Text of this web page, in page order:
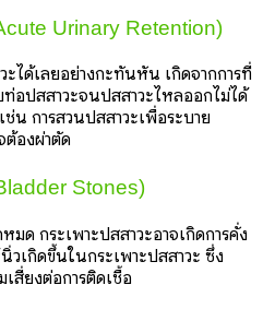
Urinary Retention)
ะได้เลยอย่างกะทันหัน เกิดจากการที่
อปัสสาวะจนปัสสาวะไหลออกไม่ได้
ช่น การสวนปัสสาวะเพื่อระบาย
องผ่าตัด
Stones)
มด กระเพาะปัสสาวะอาจเกิดการคั่ง
เกิดขึ้นในกระเพาะปัสสาวะ ซึ่ง
สี่ยงต่อการติดเชื้อ